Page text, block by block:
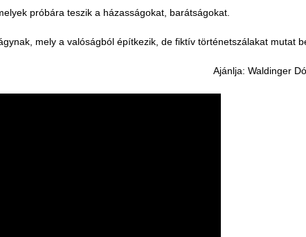
próbára teszik a házasságokat, barátságokat.
mely a valóságból építkezik, de fiktív történetszálakat mutat
Ajánlja: Waldinger